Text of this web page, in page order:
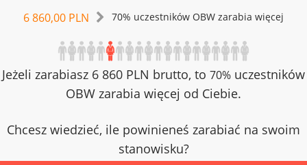
6 860,00 PLN 70% uczestników OBW zarabia więcej
Jeżeli zarabiasz 6 860 PLN brutto, to 70% uczestników
OBW zarabia więcej od Ciebie.
Chcesz wiedzieć, ile powinieneś zarabiać na swoim
stanowisku?